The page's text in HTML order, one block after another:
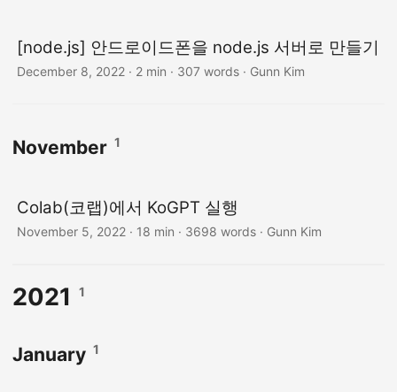
[node.js] 안드로이드폰을 node.js 서버로 만들기
December 8, 2022 · 2 min · 307 words · Gunn Kim
November 1
Colab(코랩)에서 KoGPT 실행
November 5, 2022 · 18 min · 3698 words · Gunn Kim
2021 1
January 1